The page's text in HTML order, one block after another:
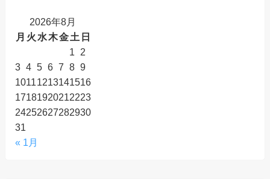
2026年8月
月 火 水木金土 日
1
2
3 4 5 6 7 8 9
10111213141516
17181920212223
24252627282930
31
« 1月